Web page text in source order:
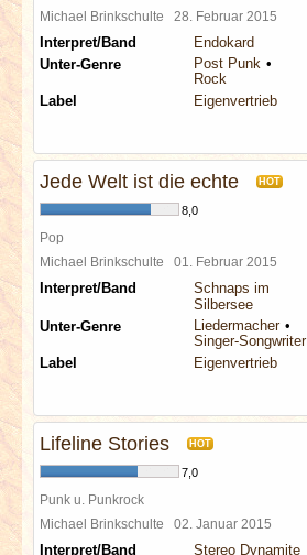
Michael Brinkschulte 28. Februar 2015
Interpret/Band
Endokard
Unter-Genre
Post Punk
Rock
Label
Eigenvertrieb
Jede Welt ist die echte HOT
8,0
Pop
Michael Brinkschulte 01. Februar 2015
Interpret/Band
Schnaps im
Silbersee
Unter-Genre
Liedermacher
Singer-Songwriter
Label
Eigenvertrieb
Lifeline Stories HOT
7,0
Punk u. Punkrock
Michael Brinkschulte 02. Januar 2015
Interpret/Band Stereo Dynamite